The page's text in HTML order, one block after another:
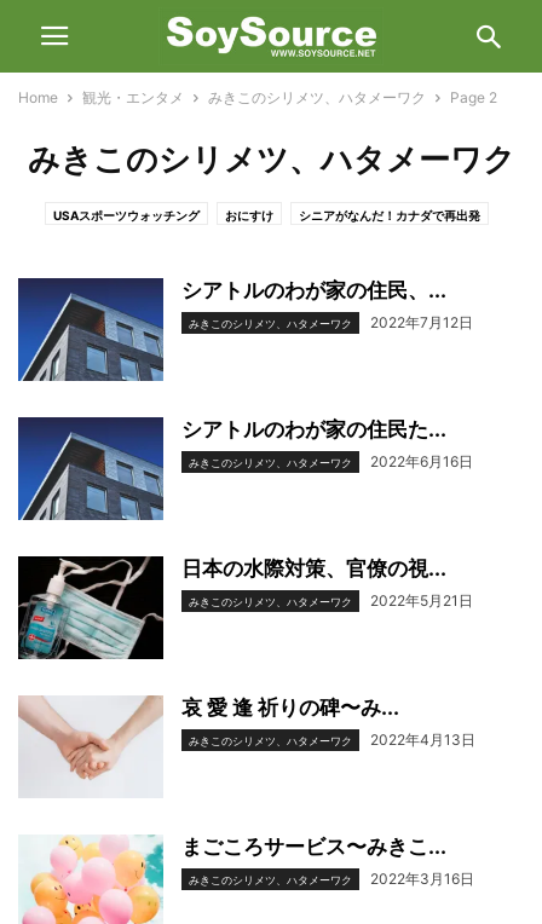
Home 観光・エンタメ みきこのシリメツ、ハタメーワク Page 2
みきこのシリメツ、ハタメーワク
USAスポーツウォッチング おにすけ シニアがなんだ！カナダで再出発
みきこのシリメツ、ハタメーワク 新作ムービー 晴歌雨聴 ニッポン歌を探して
行ってきました
シアトルのわが家の住民、...
みきこのシリメツ、ハタメーワク 2022年7月12日
シアトルのわが家の住民た...
みきこのシリメツ、ハタメーワク 2022年6月16日
日本の水際対策、官僚の視...
みきこのシリメツ、ハタメーワク 2022年5月21日
哀 愛 逢 祈りの碑〜み...
みきこのシリメツ、ハタメーワク 2022年4月13日
まごころサービス〜みきこ...
みきこのシリメツ、ハタメーワク 2022年3月16日